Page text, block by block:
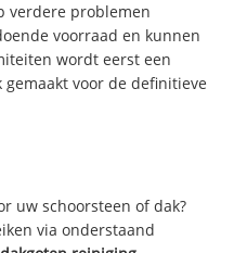
verdere problemen
voorraad en kunnen
wordt eerst een
voor de definitieve
uw schoorsteen of dak?
via onderstaand